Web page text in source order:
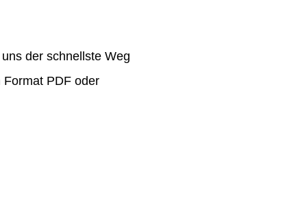
der schnellste Weg
PDF oder